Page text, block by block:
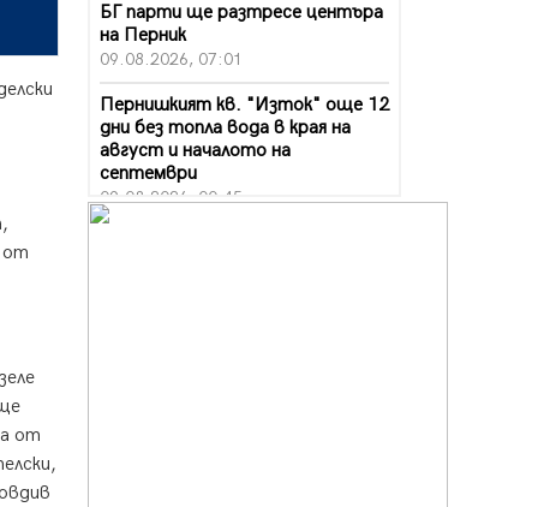
от
от
БГ парти ще разтресе центъра
на Перник
09.08.2026, 07:01
Пернишкият кв. "Изток" още 12
дни без топла вода в края на
август и началото на
септември
09.08.2026, 00:45